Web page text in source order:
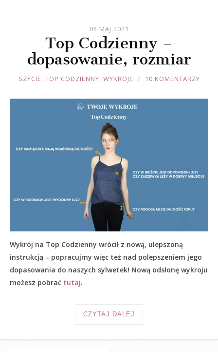
05 MAJ 2021
Top Codzienny –
dopasowanie, rozmiar
JOULE
SZYCIE, TOP CODZIENNY, WYKROJE 10 KOMENTARZY
Wykrój na Top Codzienny wrócił z nową, ulepszoną
instrukcją – popracujmy więc też nad polepszeniem jego
dopasowania do naszych sylwetek! Nową odsłonę wykroju
możesz pobrać tutaj.
CZYTAJ DALEJ